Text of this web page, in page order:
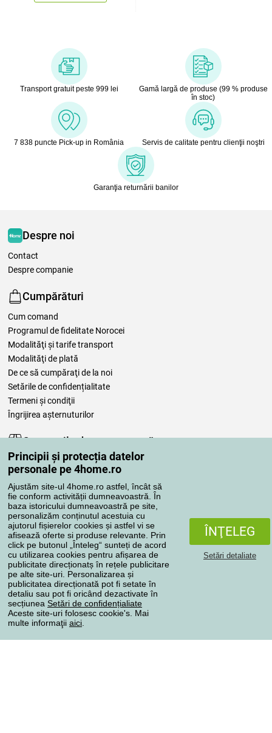
Principii și protecția datelor
personale pe 4home.ro
Ajustăm site-ul 4home.ro astfel, încât să
fie conform activității dumneavoastră. În
baza istoricului dumneavoastră pe site,
personalizăm conținutul acestuia cu
ajutorul fișierelor cookies și astfel vi se
afisează oferte si produse relevante. Prin
click pe butonul „Înteleg“ sunteți de acord
cu utilizarea cookies pentru afișarea de
publicitate direcționatș în rețele publicitare
pe alte site-uri. Personalizarea și
publicitatea direcționată pot fi setate în
detaliu sau pot fi oricând dezactivate în
secțiunea Setări de confidențialiate
Aceste site-uri folosesc cookie's. Mai
multe informaţii aici
ÎNŢELEG
Setări detaliate
Transport gratuit peste 999 lei
Gamă largă de produse (99 % produse
în stoc)
7 838 puncte Pick-up in România Servis de calitate pentru clienţii noştri
Garanţia returnării banilor
Despre noi
Contact
Despre companie
Cumpărături
Cum comand
Programul de fidelitate Norocei
Modalităţi şi tarife transport
Modalităţi de plată
De ce să cumpăraţi de la noi
Setările de confidențialitate
Termeni şi condiţii
Îngrijirea așternuturilor
Comenzile dumneavoastră
Contul meu
Revizuirea comenzilor
Reclamaţii
Retragere de la contract
Regulile de procesare a recenziilor
Metode de transport
Metode de plată